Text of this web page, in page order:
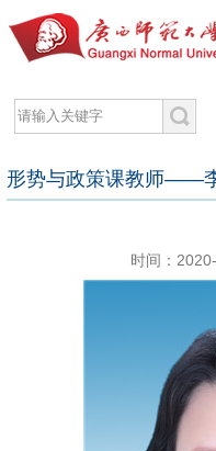
形势与政策课教师——
时间：